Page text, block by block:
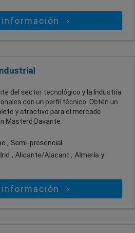
información
del sector tecnológico y la Industria
con un perfil técnico. Obtén un
y atractivo para el mercado
Masterd Davante.
, Semi-presencial
, Alicante/Alacant , Almería y
información